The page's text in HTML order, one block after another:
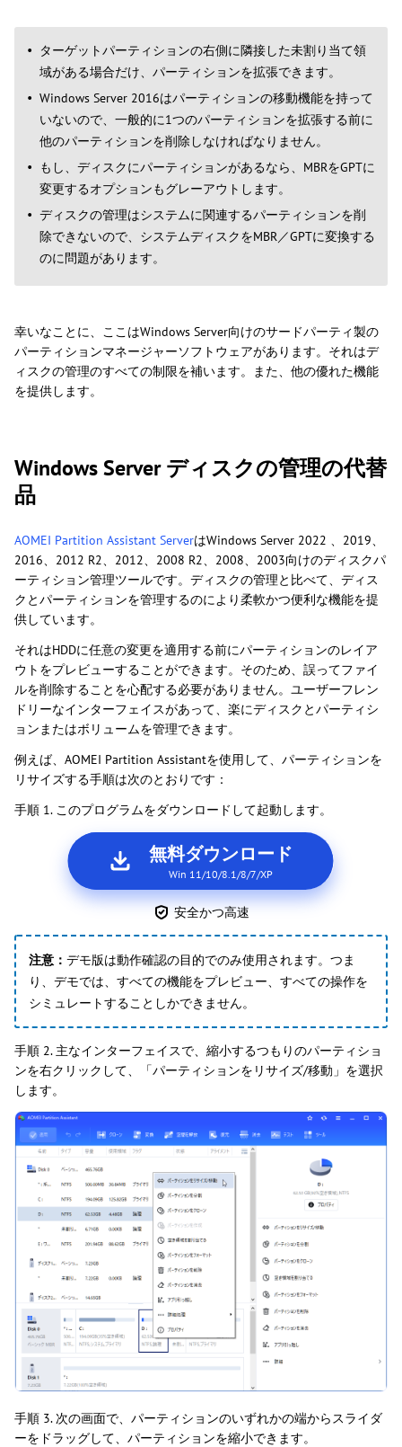
ターゲットパーティションの右側に隣接した未割り当て領
域がある場合だけ、パーティションを拡張できます。
Windows Server 2016はパーティションの移動機能を持って
いないので、一般的に1つのパーティションを拡張する前に
他のパーティションを削除しなければなりません。
もし、ディスクにパーティションがあるなら、MBRをGPTに
変更するオプションもグレーアウトします。
ディスクの管理はシステムに関連するパーティションを削
除できないので、システムディスクをMBR／GPTに変換する
のに問題があります。
幸いなことに、ここはWindows Server向けのサードパーティ製の
パーティションマネージャーソフトウェアがあります。それはデ
ィスクの管理のすべての制限を補います。また、他の優れた機能
を提供します。
Windows Server ディスクの管理の代替
品
AOMEI Partition Assistant ServerはWindows Server 2022 、2019、
2016、2012 R2、2012、2008 R2、2008、2003向けのディスクパ
ーティション管理ツールです。ディスクの管理と比べて、ディス
クとパーティションを管理するのにより柔軟かつ便利な機能を提
供しています。
それはHDDに任意の変更を適用する前にパーティションのレイア
ウトをプレビューすることができます。そのため、誤ってファイ
ルを削除することを心配する必要がありません。ユーザーフレン
ドリーなインターフェイスがあって、楽にディスクとパーティシ
ョンまたはボリュームを管理できます。
例えば、AOMEI Partition Assistantを使用して、パーティションを
リサイズする手順は次のとおりです：
手順 1. このプログラムをダウンロードして起動します。
無料ダウンロード
Win 11/10/8.1/8/7/XP
安全かつ高速
注意： デモ版は動作確認の目的でのみ使用されます。つま
り、デモでは、すべての機能をプレビュー、すべての操作を
シミュレートすることしかできません。
手順 2. 主なインターフェイスで、縮小するつもりのパーティショ
ンを右クリックして、「パーティションをリサイズ/移動」を選択
します。
手順 3. 次の画面で、パーティションのいずれかの端からスライダ
ーをドラッグして、パーティションを縮小できます。